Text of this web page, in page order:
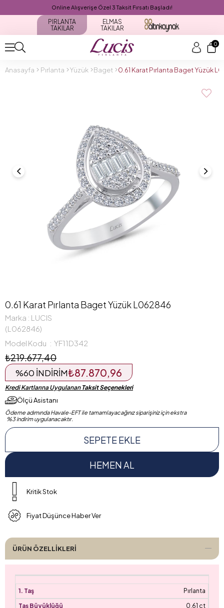
Online Alışverişe Özel 3 Taksit Fırsatı Başladı!
PIRLANTA
TAKILAR
ELMAS
TAKILAR
0
Anasayfa Pırlanta Yüzük Baget 0.61 Karat Pırlanta Baget Yüzük
0.61 Karat Pırlanta Baget Yüzük L062846
Marka : LUCIS
(L062846)
Model Kodu
YF11D342
₺219.677,40
₺87.870,96
%60 İNDIRIM
Kredi Kartlarına Uygulanan Taksit Seçenekleri
Ölçü Asistanı
Ödeme adımında Havale-EFT ile tamamlayacağınız siparişiniz için ekstra
%3 indirim uygulanacaktır.
Kritik Stok
Fiyat Düşünce Haber Ver
ÜRÜN ÖZELLIKLERI
Pırlanta
0.61 ct